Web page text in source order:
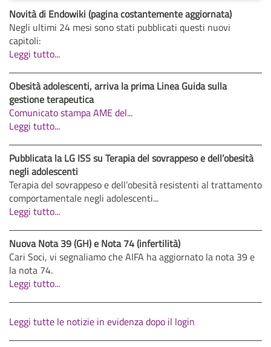
Novità di Endowiki (pagina costantemente aggiornata)
Negli ultimi 24 mesi sono stati pubblicati questi nuovi
capitoli:
Leggi tutto...
Obesità adolescenti, arriva la prima Linea Guida sulla
gestione terapeutica
Comunicato stampa AME del...
Leggi tutto...
Pubblicata la LG ISS su Terapia del sovrappeso e dell’obesità
negli adolescenti
Terapia del sovrappeso e dell’obesità resistenti al trattamento
comportamentale negli adolescenti...
Leggi tutto...
Nuova Nota 39 (GH) e Nota 74 (infertilità)
Cari Soci, vi segnaliamo che AIFA ha aggiornato la nota 39 e
la nota 74.
Leggi tutto...
Leggi tutte le notizie in evidenza dopo il login